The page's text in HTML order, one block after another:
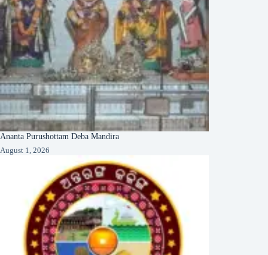
Ananta Purushottam Deba Mandira
August 1, 2026